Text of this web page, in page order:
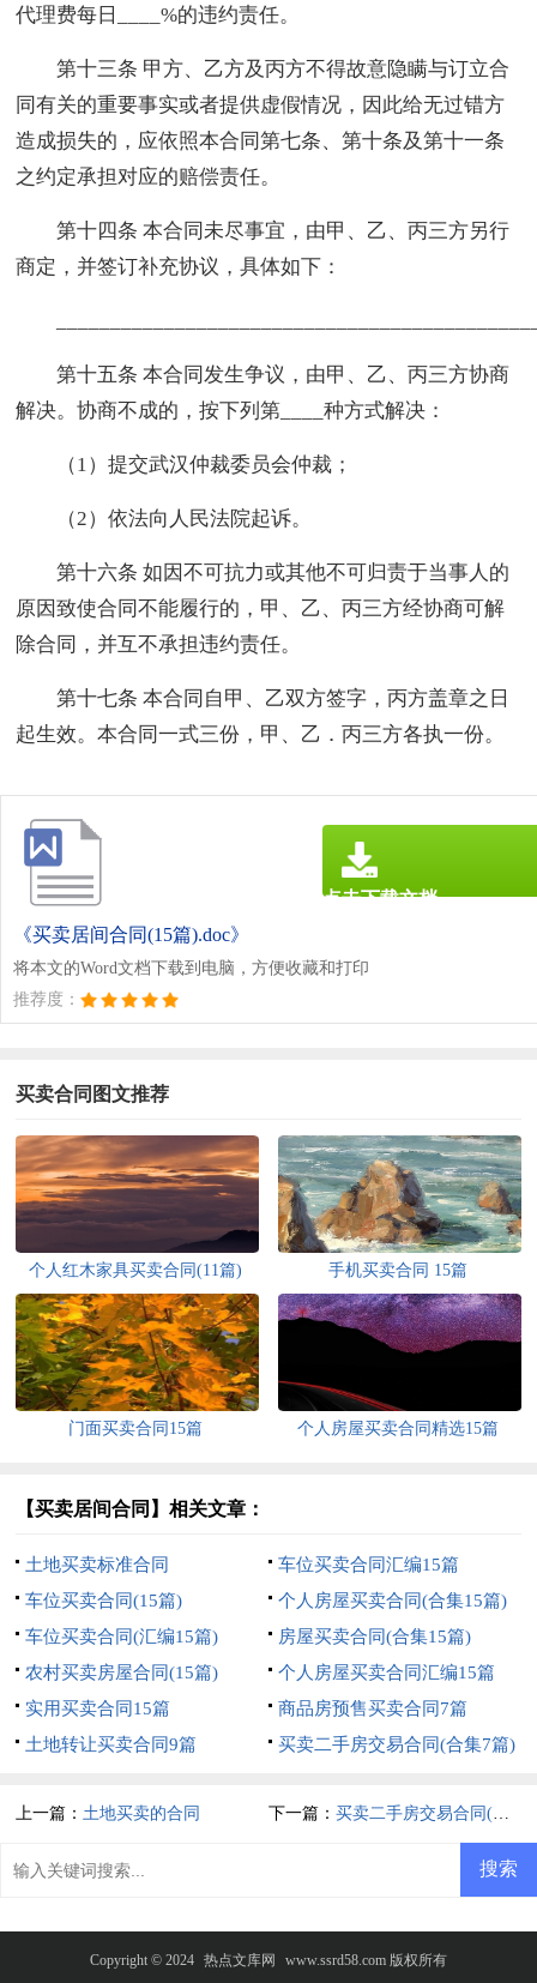
代理费每日____%的违约责任。
第十三条 甲方、乙方及丙方不得故意隐瞒与订立合
同有关的重要事实或者提供虚假情况，因此给无过错方
造成损失的，应依照本合同第七条、第十条及第十一条
之约定承担对应的赔偿责任。
第十四条 本合同未尽事宜，由甲、乙、丙三方另行
商定，并签订补充协议，具体如下：
第十五条 本合同发生争议，由甲、乙、丙三方协商
解决。协商不成的，按下列第____种方式解决：
（1）提交武汉仲裁委员会仲裁；
（2）依法向人民法院起诉。
第十六条 如因不可抗力或其他不可归责于当事人的
原因致使合同不能履行的，甲、乙、丙三方经协商可解
除合同，并互不承担违约责任。
第十七条 本合同自甲、乙双方签字，丙方盖章之日
起生效。本合同一式三份，甲、乙．丙三方各执一份。
《买卖居间合同(15篇).doc》
将本文的Word文档下载到电脑，方便收藏和打印
推荐度：
点击下载文档
买卖合同图文推荐
个人红木家具买卖合同(11篇) 手机买卖合同 15篇
门面买卖合同15篇 个人房屋买卖合同精选15篇
【买卖居间合同】相关文章：
土地买卖标准合同
车位买卖合同汇编15篇
车位买卖合同(15篇)
个人房屋买卖合同(合集15篇)
车位买卖合同(汇编15篇)
房屋买卖合同(合集15篇)
农村买卖房屋合同(15篇)
个人房屋买卖合同汇编15篇
实用买卖合同15篇
商品房预售买卖合同7篇
土地转让买卖合同9篇
买卖二手房交易合同(合集7篇)
上一篇： 土地买卖的合同 下一篇： 买卖二手房交易合同(合集7篇)
Copyright © 2024 热点文库网 www.ssrd58.com 版权所有